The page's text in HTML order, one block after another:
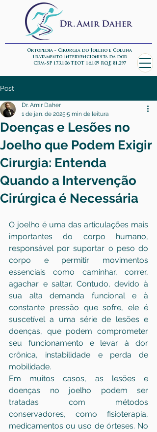
Ortopedia - Cirurgia do Joelho e Coluna
Tratamento Intervencionista da dor
CRM-SP 173.106 TEOT 16.109 RQE 81.297
Post
Doenças e Lesões no
Joelho que Podem Exigir
Cirurgia: Entenda
Quando a Intervenção
Cirúrgica é Necessária
Dr. Amir Daher
1 de jan. de 2025 5 min de leitura
O joelho é uma das articulações mais
importantes do corpo humano,
responsável por suportar o peso do
corpo e permitir movimentos
essenciais como caminhar, correr,
agachar e saltar. Contudo, devido à
sua alta demanda funcional e à
constante pressão que sofre, ele é
suscetível a uma série de lesões e
doenças, que podem comprometer
seu funcionamento e levar à dor
crônica, instabilidade e perda de
mobilidade.
Em muitos casos, as lesões e
doenças no joelho podem ser
tratadas com métodos
conservadores, como fisioterapia,
medicamentos ou uso de órteses. No